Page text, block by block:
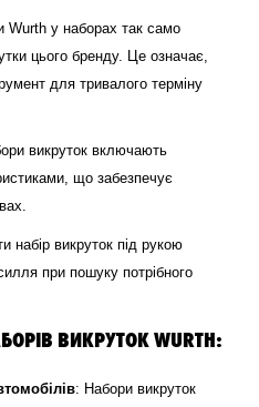
Wurth у наборах так само
цього бренду. Це означає,
для тривалого терміну
викруток включають
що забезпечує
набір викруток під рукою
при пошуку потрібного
ВИКРУТОК WURTH:
: Набори викруток